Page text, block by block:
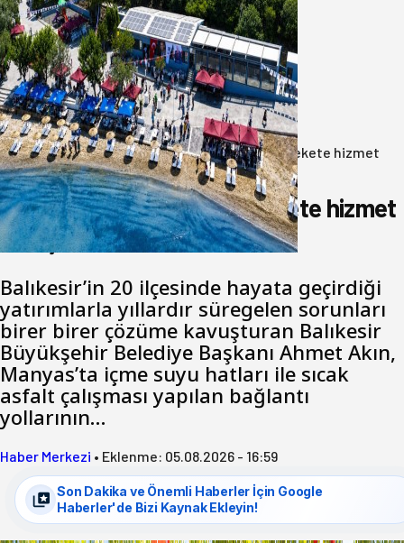
Bandırma Belediyesinden
Şirinçavuş’a hayat veren tesis
08 Ağustos 2026
Anasayfa/Gündem/Akın: Benim derdim memlekete hizmet
hemşerim!
Akın: Benim derdim memlekete hizmet
hemşerim!
Balıkesir’in 20 ilçesinde hayata geçirdiği
yatırımlarla yıllardır süregelen sorunları
birer birer çözüme kavuşturan Balıkesir
Büyükşehir Belediye Başkanı Ahmet Akın,
Manyas’ta içme suyu hatları ile sıcak
asfalt çalışması yapılan bağlantı
yollarının…
Haber Merkezi • Eklenme: 05.08.2026 - 16:59
Son Dakika ve Önemli Haberler İçin Google
Haberler'de Bizi Kaynak Ekleyin!